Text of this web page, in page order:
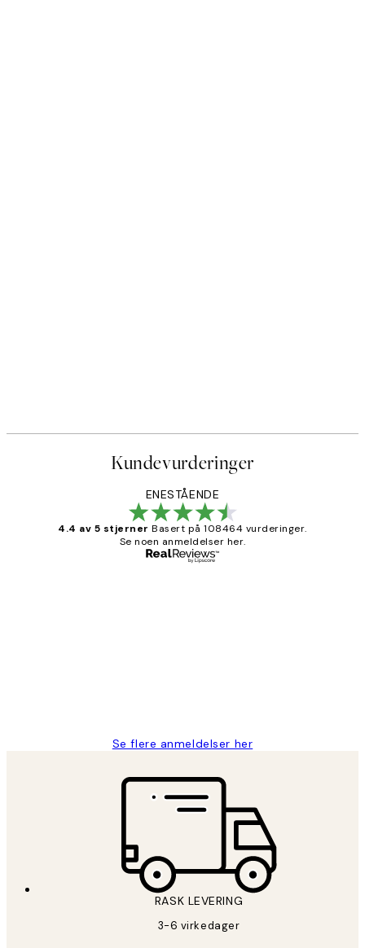
Kundevurderinger
ENESTÅENDE
4.4 av 5 stjerner Basert på 108464 vurderinger.
Se noen anmeldelser her.
Se flere anmeldelser her
RASK LEVERING
3-6 virkedager